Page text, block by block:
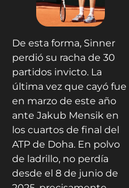
De esta forma, Sinner
perdió su racha de 30
partidos invicto. La
última vez que cayó fue
en marzo de este año
ante Jakub Mensik en
los cuartos de final del
ATP de Doha. En polvo
de ladrillo, no perdía
desde el 8 de junio de